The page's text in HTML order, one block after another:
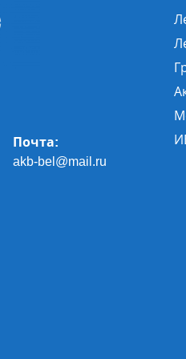
Почта:
akb-bel@mail.ru